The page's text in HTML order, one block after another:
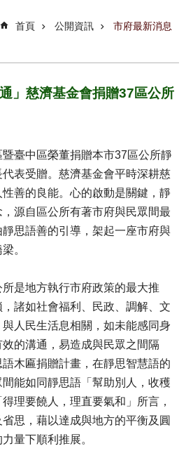
首頁 公開資訊 市府最新消息
」慈濟基金會捐贈37區公所
臺中區榮董捐贈本市37區公所靜
表受贈。慈濟基金會平時深耕慈
善的良能。心的啟動是關鍵，靜
源自區公所有著市府與民眾間最
思語善的引導，架起一座市府與
。
是地方執行市府政策的最大推
諸如社會福利、民政、調解、文
人民生活息相關，如未能感同身
的溝通，易造成與民眾之間隔
木匾捐贈計畫，在靜思智慧語的
能如同靜思語「幫助別人，收穫
理要饒人，理直要氣和」所言，
思，藉以達成與地方的平衡及圓
量下順利推展。